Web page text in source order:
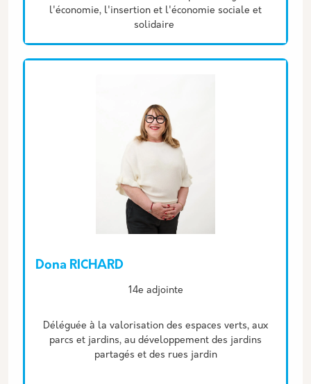
l'économie, l'insertion et l'économie sociale et
solidaire
Dona RICHARD
14e adjointe
Déléguée à la valorisation des espaces verts, aux
parcs et jardins, au développement des jardins
partagés et des rues jardin